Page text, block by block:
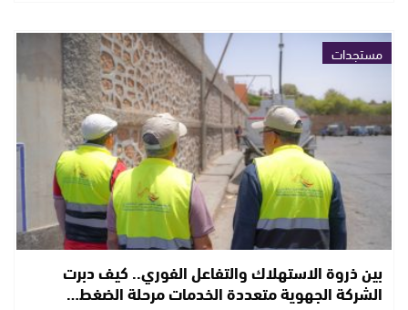
مستجدات
بين ذروة الاستهلاك والتفاعل الفوري.. كيف دبرت
الشركة الجهوية متعددة الخدمات مرحلة الضغط…